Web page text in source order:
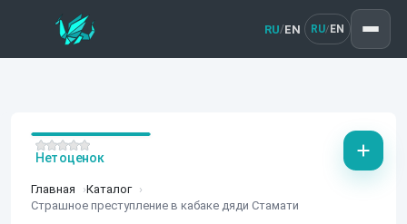
RU/EN RU/ EN
Главная
Каталог
Страшное преступление в кабаке дяди Стамати
Нет оценок